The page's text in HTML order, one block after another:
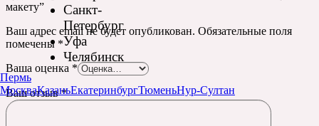
Санкт-
Петербург
Уфа
Челябинск
Пермь
МоскваКазаньЕкатеринбургТюменьНур-Султан
макету”
Ваш адрес email не будет опубликован. Обязательные поля
помечены *
Ваша оценка *
Ваш отзыв*